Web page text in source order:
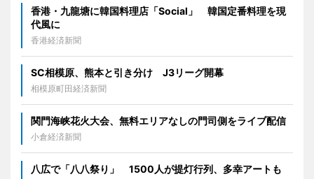
香港・九龍塘に韓国料理店「Social」 韓国定番料理を現
代風に
香港経済新聞
SC相模原、熊本と引き分け J3リーグ開幕
相模原町田経済新聞
関門海峡花火大会、無料エリアなしの門司側をライブ配信
小倉経済新聞
八広で「八八祭り」 1500人が提灯行列、多幸アートも